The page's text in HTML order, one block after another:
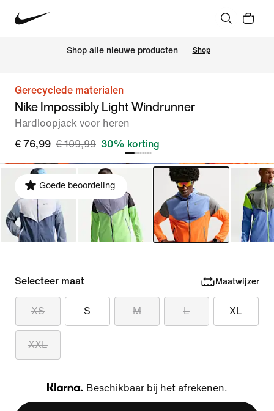
Shop alle nieuwe producten Shop
Gerecyclede materialen
Nike Impossibly Light Windrunner
Hardloopjack voor heren
€ 76,99 € 109,99 30% korting
Goede beoordeling
Selecteer maat Maatwijzer
XS S M L XL
XXL
Klarna
Beschikbaar bij het afrekenen.